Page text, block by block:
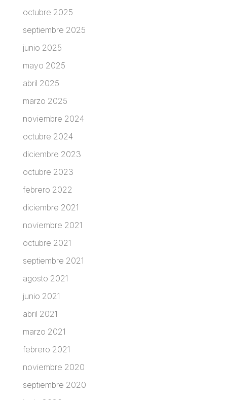
octubre 2025
septiembre 2025
junio 2025
mayo 2025
abril 2025
marzo 2025
noviembre 2024
octubre 2024
diciembre 2023
octubre 2023
febrero 2022
diciembre 2021
noviembre 2021
octubre 2021
septiembre 2021
agosto 2021
junio 2021
abril 2021
marzo 2021
febrero 2021
noviembre 2020
septiembre 2020